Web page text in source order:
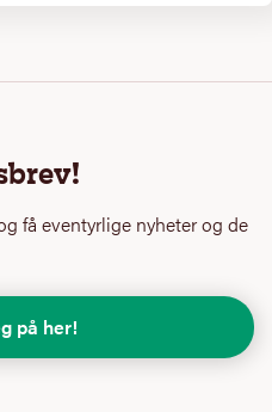
få eventyrlige nyheter og de
på her!